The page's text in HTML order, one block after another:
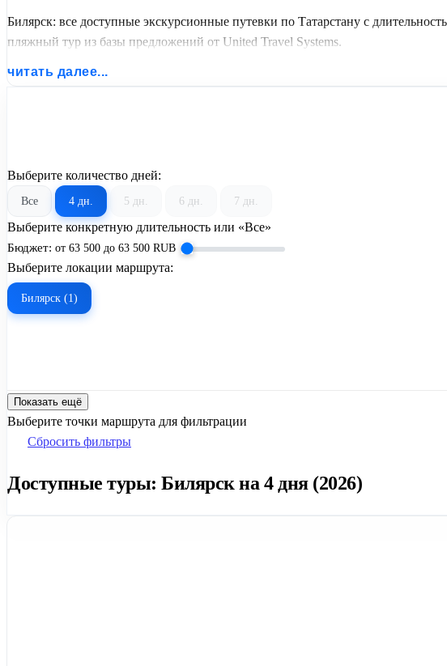
Билярск: все доступные экскурсионные путевки по Татарстану с
пляжный тур из базы предложений от United Travel Systems.
читать далее...
Выберите количество дней:
Все 4 дн. 5 дн. 6 дн. 7 дн.
Выберите конкретную длительность или «Все»
Бюджет: от 63 500 до 63 500 RUB
Выберите локации маршрута:
Билярск (1)
Показать ещё
Выберите точки маршрута для фильтрации
Сбросить фильтры
Доступные туры: Билярск на 4 дня (2026)